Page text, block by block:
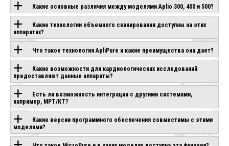
Какие основные различия между моделями Aplio 300, 400 и 500?
Какие технологии объемного сканирования доступны на этих
аппаратах?
Что такое технология ApliPure и какие преимущества она дает?
Какие возможности для кардиологических исследований
предоставляют данные аппараты?
Есть ли возможность интеграции с другими системами,
например, МРТ/КТ?
Какие версии программного обеспечения совместимы с этими
моделями?
ОБОРУДОВАНИЕ С
ЭТОЙ
ТЕХНОЛОГИЕЙ
AIR CANON APLIO GO
SONOSTAR
8S